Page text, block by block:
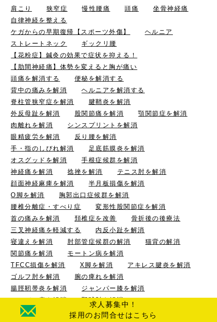
求人募集中！
採用のお問合せはこちら
肩こり 狭窄症 慢性腰痛 頭痛
坐骨神経痛
自律神経を整える
ケガからの早期復帰【スポーツ外傷】
ヘルニア
ストレートネック
ギックリ腰
【花粉症】鍼灸の効果で症状を抑える！
【肋間神経痛】体勢を変えると胸が痛い
頭痛を解消する
便秘を解消する
背中の痛みを解消
ヘルニアを解消する
脊柱管狭窄症を解消
腱鞘炎を解消
外反母趾を解消
股関節痛を解消
顎関節症を解消
肉離れを解消
シンスプリントを解消
眼精疲労を解消
反り腰を解消
手・指のしびれ解消
足底筋膜炎を解消
オスグッドを解消
手根症候群を解消
神経痛を解消
捻挫を解消
テニス肘を解消
顔面神経麻痺を解消
半月板損傷を解消
O脚を解消
胸郭出口症候群を解消
腰椎分離症・すべり症
変形性股関節症を解消
首の痛みを解消
頚椎症を改善
骨折後の後療法
三叉神経痛を軽減する
内反小趾を解消
寝違えを解消
肘部管症候群の解消
猫背の解消
関節痛を解消
モートン病を解消
TFCC損傷を解消
X脚を解消
アキレス腱炎を解消
ゴルフ肘を解消
腕の痺れを解消
腸脛靭帯炎を解消
ジャンパー膝を解消
シーバー病を解消
野球肘を解消
仙腸関節炎を解消
野球肩の解消